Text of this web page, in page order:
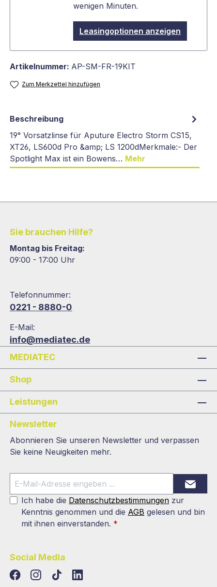
wenigen Minuten.
Leasingoptionen anzeigen
Artikelnummer: AP-SM-FR-19KIT
Zum Merkzettel hinzufügen
Beschreibung
19° Vorsatzlinse für Aputure Electro Storm CS15,
XT26, LS600d Pro &amp; LS 1200dMerkmale:- Der
Spotlight Max ist ein Bowens… Mehr
Sie brauchen Hilfe?
Montag bis Freitag:
09:00 - 17:00 Uhr
Telefonnummer:
0221 - 8880-0
E-Mail:
info@mediatec.de
MEDIATEC
Shop
Leistungen
Newsletter
Abonnieren Sie unseren Newsletter und verpassen
Sie keine Neuigkeiten mehr.
Ich habe die Datenschutzbestimmungen zur
Kenntnis genommen und die AGB gelesen und bin
mit ihnen einverstanden. *
Social Media
TikTokLinkedIn